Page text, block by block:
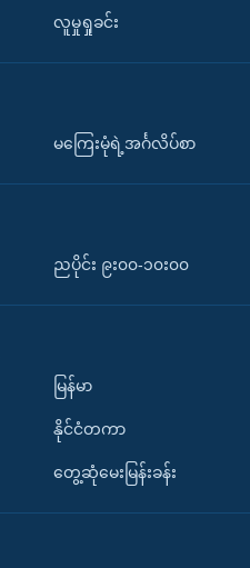
လူမှုရှုခင်း
မကြေးမုံရဲ့အင်္ဂလိပ်စာ
ညပိုင်း ၉း၀၀-၁၀း၀၀
မြန်မာ
နိုင်ငံတကာ
တွေ့ဆုံမေးမြန်းခန်း